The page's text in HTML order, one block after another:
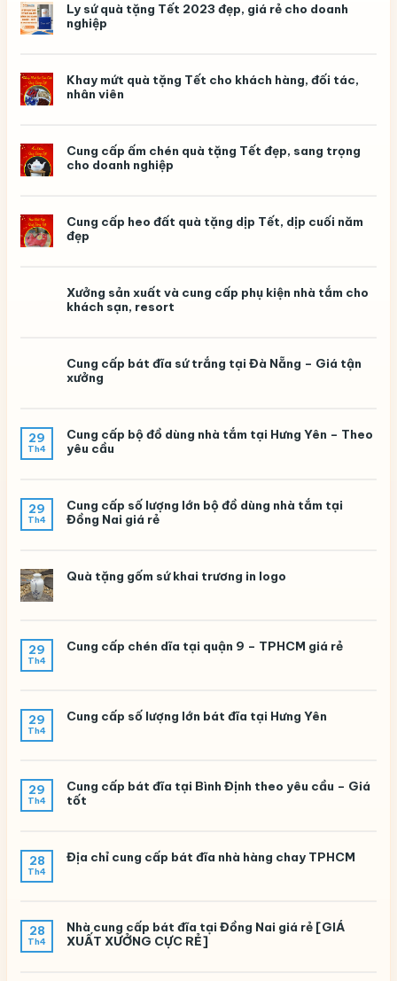
theo
Ly sứ quà tặng Tết 2023 đẹp, giá rẻ cho doanh
nghiệp
Khay mứt quà tặng Tết cho khách hàng, đối tác,
nhân viên
Cung cấp ấm chén quà tặng Tết đẹp, sang trọng
cho doanh nghiệp
Cung cấp heo đất quà tặng dịp Tết, dịp cuối năm
đẹp
Xưởng sản xuất và cung cấp phụ kiện nhà tắm cho
khách sạn, resort
Cung cấp bát đĩa sứ trắng tại Đà Nẵng – Giá tận
xưởng
29
Th4
Cung cấp bộ đồ dùng nhà tắm tại Hưng Yên – Theo
yêu cầu
29
Th4
Cung cấp số lượng lớn bộ đồ dùng nhà tắm tại
Đồng Nai giá rẻ
Quà tặng gốm sứ khai trương in logo
29
Th4
Cung cấp chén dĩa tại quận 9 – TPHCM giá rẻ
29
Th4
Cung cấp số lượng lớn bát đĩa tại Hưng Yên
29
Th4
Cung cấp bát đĩa tại Bình Định theo yêu cầu – Giá
tốt
28
Th4
Địa chỉ cung cấp bát đĩa nhà hàng chay TPHCM
28
Th4
Nhà cung cấp bát đĩa tại Đồng Nai giá rẻ [GIÁ
XUẤT XƯỞNG CỰC RẺ]